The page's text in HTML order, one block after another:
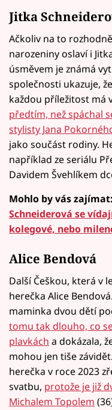
Jitka
Ačkoliv na to
narozeniny oslaví i
úsměvem je známá
společnosti ukazuje,
každou příležitost má
předtím, než spáchal
stylisty Jana
jako součást rodiny.
například ze seriálu
Davidem Švehlíkem
Mohlo by vás zajímat:
Schneiderová se
kolegové, nebo
Alice Bendová
Další Češkou, která v
herečka Alice
maminka dvou dětí
tomu tak dlouho, co
plavkách a dokázala,
mohou jen tiše
herečka v roce 2023
svatbu, protože je již
Michalem Topolem